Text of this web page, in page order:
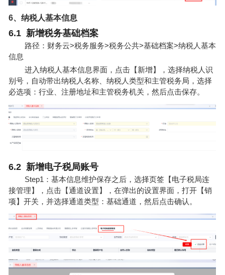
6、纳税人基本信息
6.1 新增税务基础档案
路径：财务云>税务服务>税务公共>基础档案>纳税人基本
信息
进入纳税人基本信息界面，点击【新增】，选择纳税人识
别号，自动带出纳税人名称、纳税人类型和主管税务局，选择
必选项：行业、注册地址和主管税务机关，然后点击保存。
6.2 新增电子税局账号
Step1：基本信息维护保存之后，选择页签【电子税局连
接管理】，点击【通道设置】，在弹出的设置界面，打开【销
项】开关，并选择通道类型：基础通道，然后点击确认。